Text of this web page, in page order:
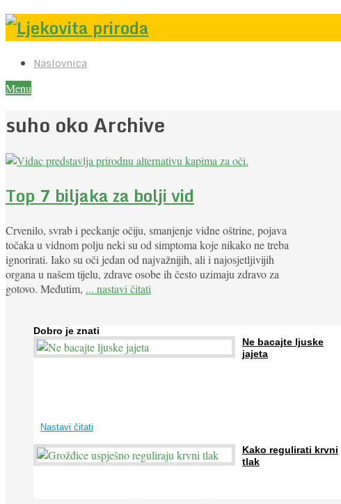
Naslovnica
Menu
suho oko Archive
Top 7 biljaka za bolji vid
Crvenilo, svrab i peckanje očiju, smanjenje vidne oštrine, pojava
točaka u vidnom polju neki su od simptoma koje nikako ne treba
ignorirati. Iako su oči jedan od najvažnijih, ali i najosjetljivijih
organa u našem tijelu, zdrave osobe ih često uzimaju zdravo za
gotovo. Međutim, ... nastavi čitati
Dobro je znati
Ne bacajte ljuske
jajeta
Nastavi čitati
Kako regulirati krvni
tlak